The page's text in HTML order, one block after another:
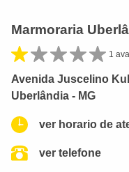
Marmoraria
1
Avenida Juscelino
Uberlândia - MG
ver horario de
ver telefone